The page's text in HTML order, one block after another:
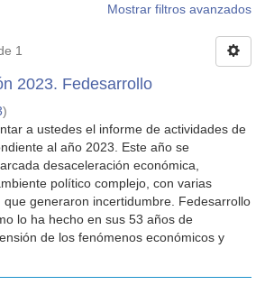
Mostrar filtros avanzados
1
2023. Fedesarrollo
)
a ustedes el informe de actividades de
al año 2023. Este año se
desaceleración económica,
político complejo, con varias
que generaron incertidumbre. Fedesarrollo
lo ha hecho en sus 53 años de
de los fenómenos económicos y